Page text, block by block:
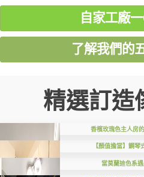
自家工廠
了解我們的
精選訂造
香檳玫瑰色主人房
【顏值擔當】鋼琴
當莫蘭迪色系